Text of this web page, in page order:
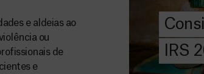
e aldeias ao
ou
de
e
IRS
preencher, e
MSF com o
DOE
AGORA